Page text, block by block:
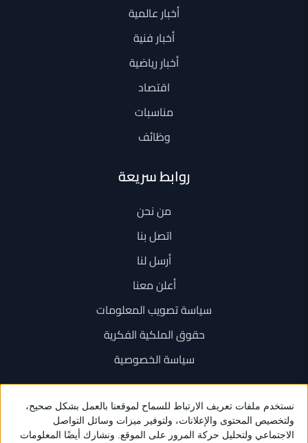
أخبار عالمية
أخبار فنية
أخبار رياضية
اقتصاد
مناسبات
وظائف
روابط سريعة
من نحن
اتصل بنا
أرسل لنا
أعلن معنا
سياسة تصويب المعلومات
حقوق الملكية الفكرية
سياسة الخصوصية
اتصل بنا
+962 6 534 1777